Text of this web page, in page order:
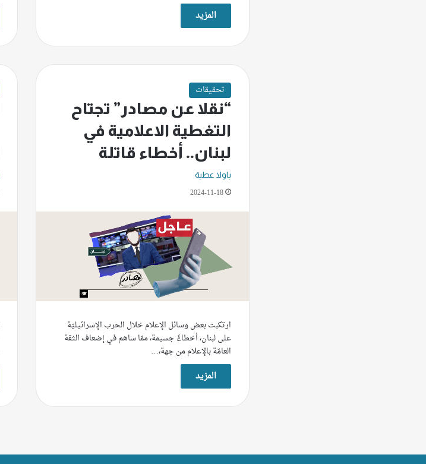
المزيد
تحقيقات
“نقلا عن مصادر” تجتاح
التغطية الاعلامية في
لبنان.. أخطاء قاتلة
باولا عطية
2024-11-18
ارتكبت بعض وسائل الإعلام خلال الحرب الإسرائيليّة
على لبنان، أخطاءً جسيمة، ممّا ساهم في إضعاف الثقة
العامّة بالإعلام من جهة،…
المزيد